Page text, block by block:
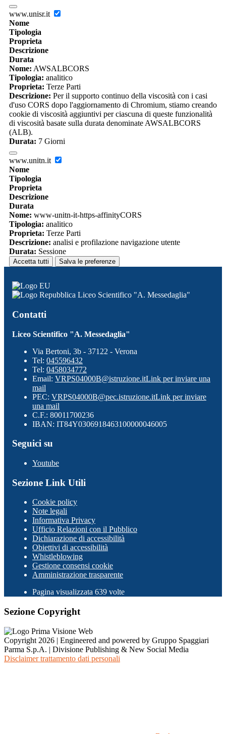
www.unisr.it
Nome
Tipologia
Proprieta
Descrizione
Durata
Nome: AWSALBCORS
Tipologia: analitico
Proprieta: Terze Parti
Descrizione: Per il supporto continuo della viscosità con i casi
d'uso CORS dopo l'aggiornamento di Chromium, stiamo creando
cookie di viscosità aggiuntivi per ciascuna di queste funzionalità
di viscosità basate sulla durata denominate AWSALBCORS
(ALB).
Durata: 7 Giorni
www.unitn.it
Nome
Tipologia
Proprieta
Descrizione
Durata
Nome: www-unitn-it-https-affinityCORS
Tipologia: analitico
Proprieta: Terze Parti
Descrizione: analisi e profilazione navigazione utente
Durata: Sessione
Accetta tutti Salva le preferenze
Liceo Scientifico "A. Messedaglia"
Contatti
Liceo Scientifico "A. Messedaglia"
Via Bertoni, 3b - 37122 - Verona
Tel: 045596432
Tel: 0458034772
Email: VRPS04000B@istruzione.itLink per inviare una
mail
PEC: VRPS04000B@pec.istruzione.itLink per inviare
una mail
C.F.: 80011700236
IBAN: IT84Y0306918463100000046005
Seguici su
Youtube
Sezione Link Utili
Cookie policy
Note legali
Informativa Privacy
Ufficio Relazioni con il Pubblico
Dichiarazione di accessibilità
Obiettivi di accessibilità
Whistleblowing
Gestione consensi cookie
Amministrazione trasparente
Pagina visualizzata 639 volte
Sezione Copyright
Copyright 2026 | Engineered and powered by Gruppo Spaggiari
Parma S.p.A. | Divisione Publishing & New Social Media
Disclaimer trattamento dati personali